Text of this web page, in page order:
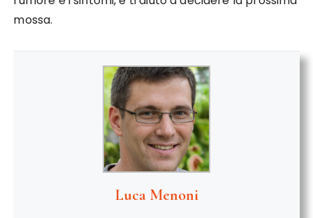
mossa.
Luca Menoni